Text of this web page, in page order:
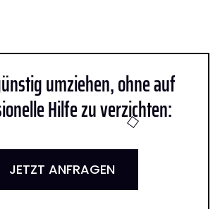
umziehen, ohne auf
Hilfe zu verzichten:
JETZT ANFRAGEN